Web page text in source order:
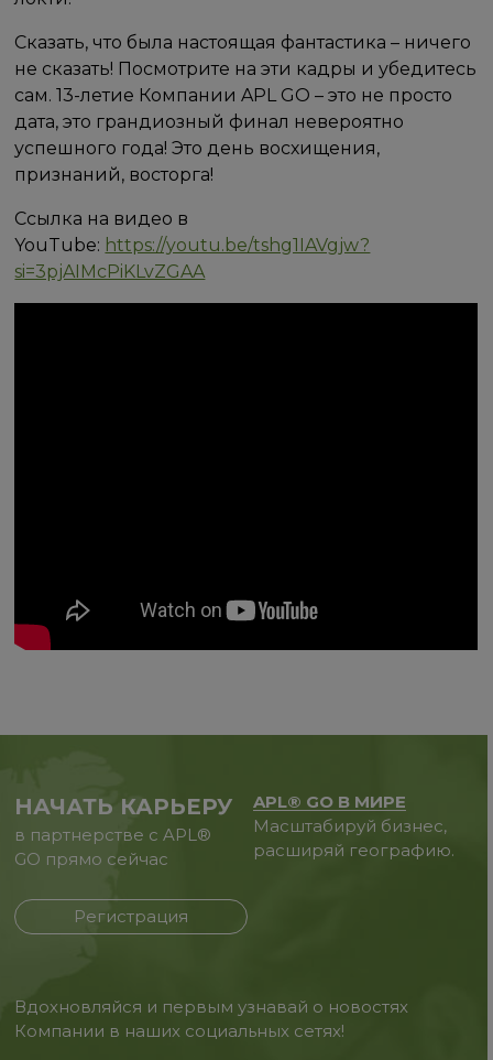
Сказать, что была настоящая фантастика – ничего
не сказать! Посмотрите на эти кадры и убедитесь
сам. 13-летие Компании APL GO – это не просто
дата, это грандиозный финал невероятно
успешного года! Это день восхищения,
признаний, восторга!
Ссылка на видео в
YouTube: https://youtu.be/tshg1IAVgjw?
si=3pjAIMcPiKLvZGAA
НАЧАТЬ КАРЬЕРУ
в партнерстве с APL®
GO прямо сейчас
Регистрация
APL® GO В МИРЕ
Масштабируй бизнес,
расширяй географию.
Вдохновляйся и первым узнавай о новостях
Компании в наших социальных сетях!